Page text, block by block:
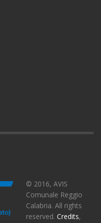
© 2016, AVIS
Comunale Reggio
Calabria. All rights
reserved. Credits,